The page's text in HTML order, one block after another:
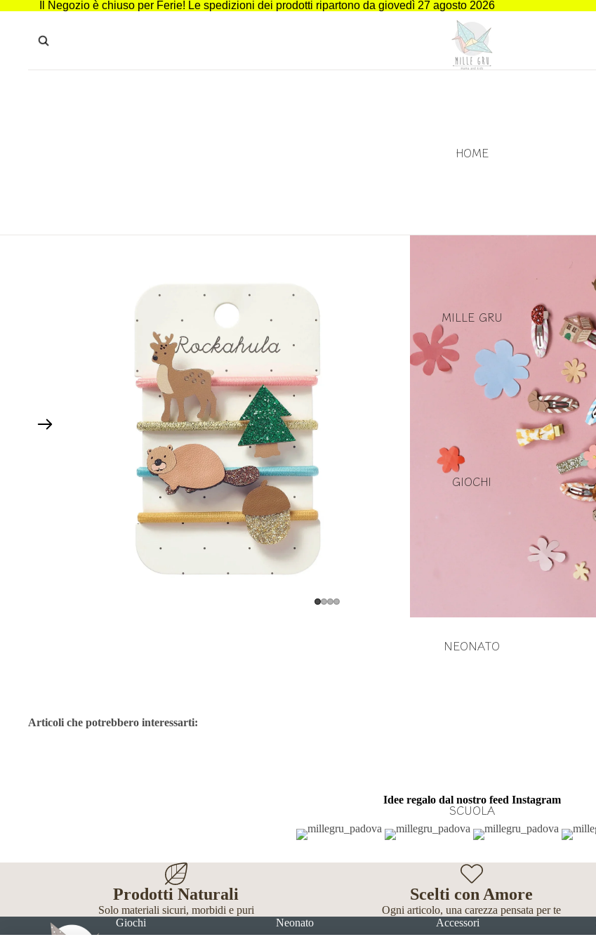
Il Negozio è chiuso per Ferie! Le spedizioni dei prodotti ripartono da giovedì 27 agosto 2026
HOME
MILLE GRU
GIOCHI
NEONATO
SCUOLA
Articoli che potrebbero interessarti:
Idee regalo dal nostro feed Instagram
Prodotti Naturali
Solo materiali sicuri, morbidi e puri
Scelti con Amore
Ogni articolo, una carezza pensata per te
Giochi
Neonato Accessori